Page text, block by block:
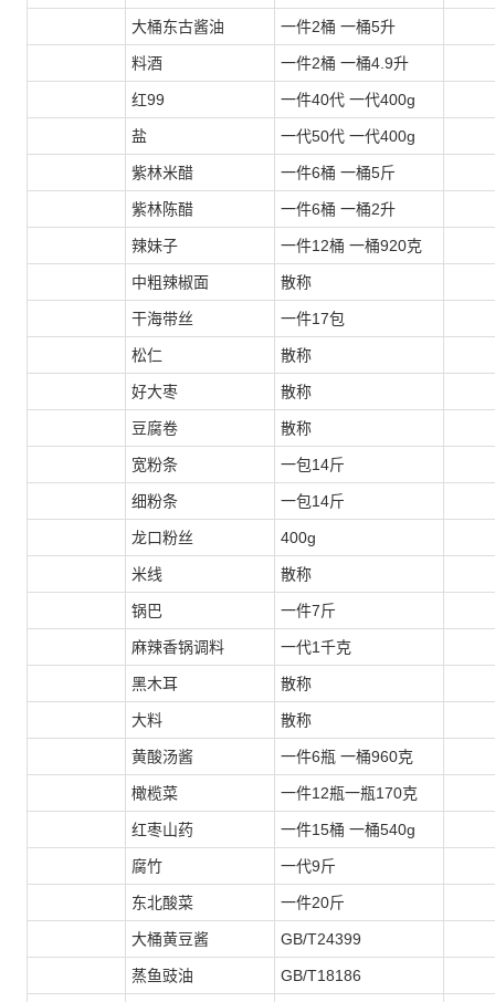
大桶东古酱油 一件2桶 一桶5升
料酒 一件2桶 一桶4.9升
红99 一件40代 一代400g
盐 一代50代 一代400g
紫林米醋 一件6桶 一桶5斤
紫林陈醋 一件6桶 一桶2升
辣妹子 一件12桶 一桶920克
中粗辣椒面 散称
干海带丝 一件17包
松仁 散称
好大枣 散称
豆腐卷 散称
宽粉条 一包14斤
细粉条 一包14斤
龙口粉丝 400g
米线 散称
锅巴 一件7斤
麻辣香锅调料 一代1千克
黑木耳 散称
大料 散称
黄酸汤酱 一件6瓶 一桶960克
橄榄菜 一件12瓶一瓶170克
红枣山药 一件15桶 一桶540g
腐竹 一代9斤
东北酸菜 一件20斤
大桶黄豆酱 GB/T24399
蒸鱼豉油 GB/T18186